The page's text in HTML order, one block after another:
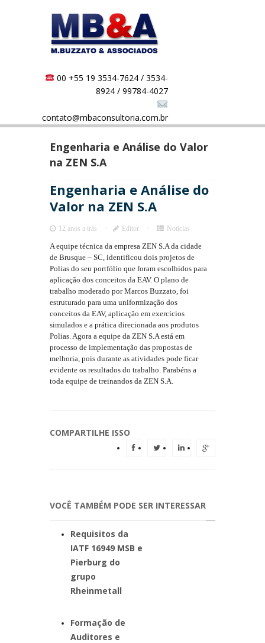
00 +55 19 3534-7624 / 3534-
8924 / 99784-4027
contato@mbaconsultoria.com.br
Engenharia e Análise do Valor
na ZEN S.A
Engenharia e Análise do
Valor na ZEN S.A
12 anos a trás Editor Notícias
A equipe técnica da empresa ZEN S.A da cidade
de Brusque – SC, identificou dois projetos de
Polias do seu portfólio que foram escolhidos para
aplicação dos conceitos da EAV. O plano de
trabalho moderado por Marcos Buzzato, foi
estruturado para uma uniformização dos
conceitos da EAV, aplicação em exercícios
simulados e a prática direcionada aos produtos
Polias. Agora a equipe da ZEN S.A está em
processo de implementação das propostas de
melhoria, pois durante as atividades pode ficar
evidente os resultados do trabalho. Parabéns a
toda equipe de treinandos da ZEN S.A.
COMPARTILHE ISSO
VOCÊ TAMBÉM PODE SER INTERESSAR
Requisitos da
IATF 16949 MSB e
Pierburg do
grupo
Rheinmetall
Formação de
Auditores e